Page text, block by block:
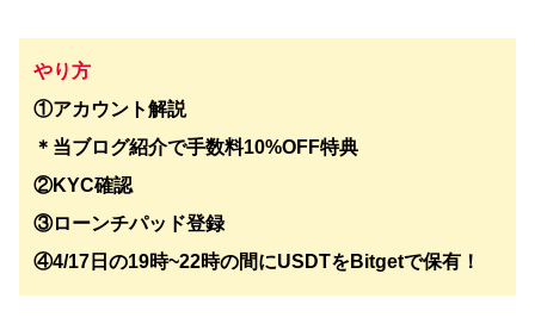
やり方
①アカウント解説
＊当ブログ紹介で手数料10%OFF特典
②KYC確認
③ローンチパッド登録
④4/17日の19時~22時の間にUSDTをBitgetで保有！